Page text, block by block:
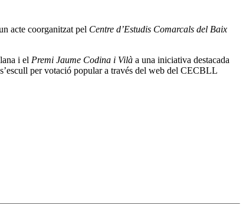
acte coorganitzat pel Centre d’Estudis Comarcals del Baix
i el Premi Jaume Codina i Vilà a una iniciativa destacada
per votació popular a través del web del CECBLL